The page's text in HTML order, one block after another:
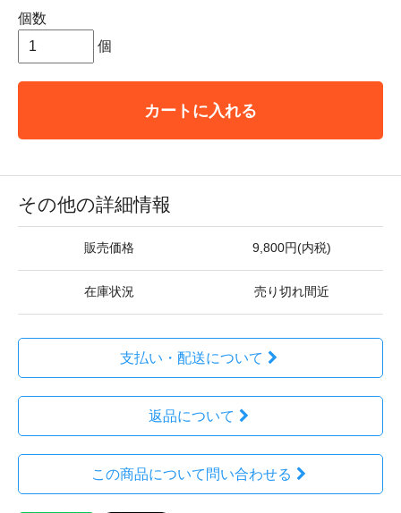
個数
個
カートに入れる
その他の詳細情報
販売価格 9,800円(内税)
在庫状況 売り切れ間近
支払い・配送について
返品について
この商品について問い合わせる